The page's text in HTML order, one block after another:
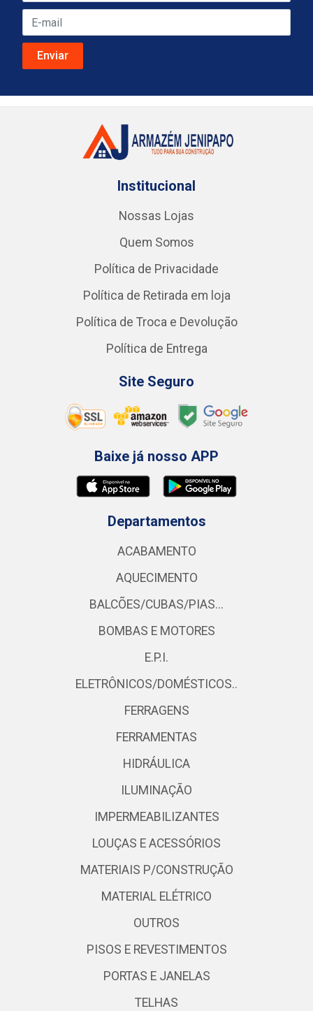
Institucional
Nossas Lojas
Quem Somos
Política de Privacidade
Política de Retirada em loja
Política de Troca e Devolução
Política de Entrega
Site Seguro
Baixe já nosso APP
Departamentos
ACABAMENTO
AQUECIMENTO
BALCÕES/CUBAS/PIAS...
BOMBAS E MOTORES
E.P.I.
ELETRÔNICOS/DOMÉSTICOS..
FERRAGENS
FERRAMENTAS
HIDRÁULICA
ILUMINAÇÃO
IMPERMEABILIZANTES
LOUÇAS E ACESSÓRIOS
MATERIAIS P/CONSTRUÇÃO
MATERIAL ELÉTRICO
OUTROS
PISOS E REVESTIMENTOS
PORTAS E JANELAS
TELHAS